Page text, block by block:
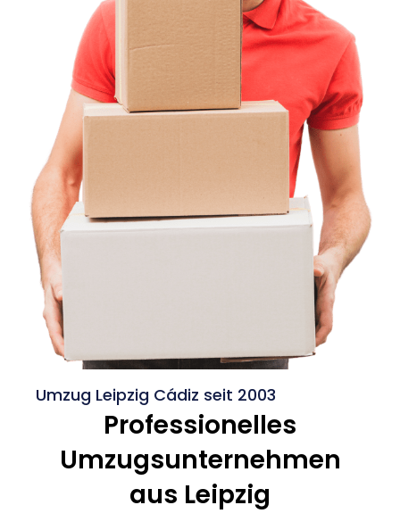
Umzug Leipzig Cádiz seit 2003
Professionelles
Umzugsunternehmen
aus Leipzig